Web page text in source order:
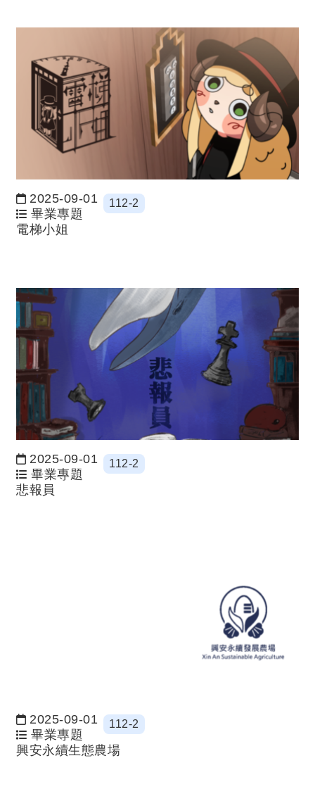
日期：
2025-09-01
畢業專題
112-2
電梯小姐
日期：
2025-09-01
畢業專題
112-2
悲報員
日期：
2025-09-01
畢業專題
112-2
興安永續生態農場